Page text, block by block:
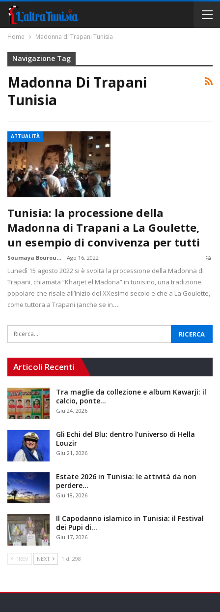
Home Madonna di Trapani Tunisia
Navigazione Tag
Madonna Di Trapani
Tunisia
ATTUALITÀ
Tunisia: la processione della
Madonna di Trapani a La Goulette,
un esempio di convivenza per tutti
Soumaya Bourougaaoui Ago 16, 2022
Lunedì 15 agosto 2022 si è svolta la processione della Madonna di
Trapani, chiamata “Kharjet el Madona” in tunisino, una tradizione
popolare che risale all’inizio del XXesimo secolo e che a La Goulette,
come tuttora a Trapani (anche se in…
Articoli Recenti
Tra maglie da collezione e album Kawarji: il
calcio, ponte…
Giu 24, 2026
Gli Echi del Blu: dentro l’universo di Hella
Louzir
Giu 21, 2026
Estate 2026 in Tunisia: le attività da non
perdere…
Giu 18, 2026
Il Capodanno islamico in Tunisia: il Festival
dei Pupi di…
Giu 17, 2026
PREV NEXT 1 di 298